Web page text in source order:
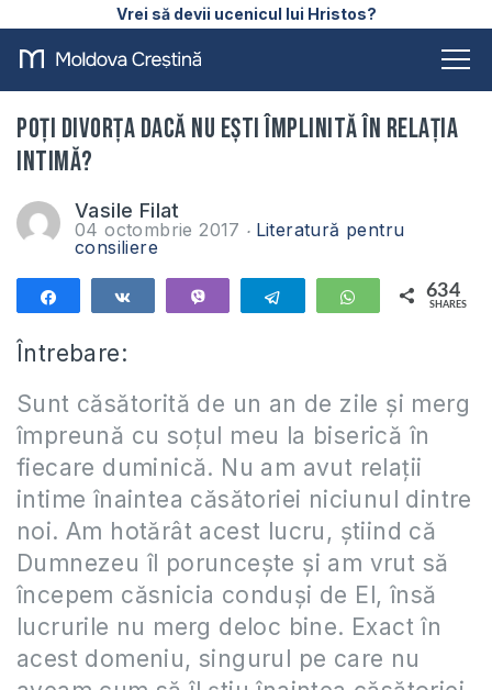
Vrei să devii ucenicul lui Hristos?
Poți divorța dacă nu ești împlinită în relația
intimă?
Vasile Filat
04 octombrie 2017
Literatură pentru
consiliere
Telegram WhatsApp
634
SHARES
Întrebare:
Sunt căsătorită de un an de zile și merg
împreună cu soțul meu la biserică în
fiecare duminică. Nu am avut relații
intime înaintea căsătoriei niciunul dintre
noi. Am hotărât acest lucru, știind că
Dumnezeu îl poruncește și am vrut să
începem căsnicia conduși de El, însă
lucrurile nu merg deloc bine. Exact în
acest domeniu, singurul pe care nu